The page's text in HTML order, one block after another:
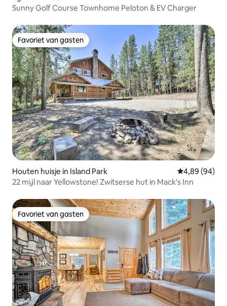
Sunny Golf Course Townhome Peloton & EV Charger
Favoriet van gasten
Favoriet van gasten
Houten huisje in Island Park Gemiddelde
4,89 (94)
22 mijl naar Yellowstone! Zwitserse hut in Mack's Inn
Favoriet van gasten
Favoriet van gasten